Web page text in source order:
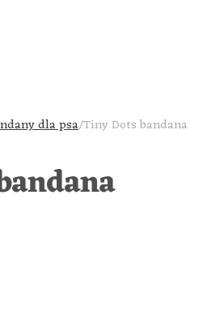
dla psa/Tiny Dots bandana